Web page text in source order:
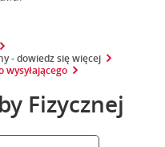
- dowiedz się więcej
Fizycznej